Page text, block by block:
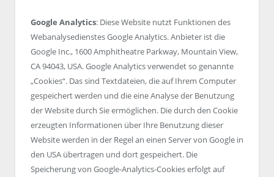
Google Analytics: Diese Website nutzt Funktionen des
Webanalysedienstes Google Analytics. Anbieter ist die
Google Inc., 1600 Amphitheatre Parkway, Mountain View,
CA 94043, USA. Google Analytics verwendet so genannte
„Cookies“. Das sind Textdateien, die auf Ihrem Computer
gespeichert werden und die eine Analyse der Benutzung
der Website durch Sie ermöglichen. Die durch den Cookie
erzeugten Informationen über Ihre Benutzung dieser
Website werden in der Regel an einen Server von Google in
den USA übertragen und dort gespeichert. Die
Speicherung von Google-Analytics-Cookies erfolgt auf